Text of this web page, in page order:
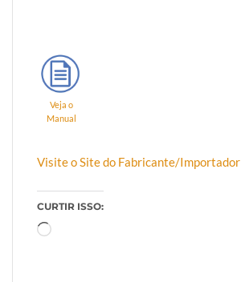
Veja o
Manual
Visite o Site do Fabricante/Importador
CURTIR ISSO:
Carregando...